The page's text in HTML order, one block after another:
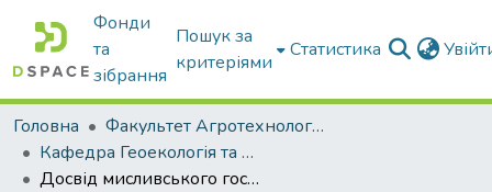
Фонди
та
зібрання
Пошук за
критеріями
Статистика
Головна
Факультет Агротехнологій та екології
Кафедра Геоекологія та землеустрій
Досвід мисливського господарства щодо оптимальної структури мисливських угідь в агроландшафтах